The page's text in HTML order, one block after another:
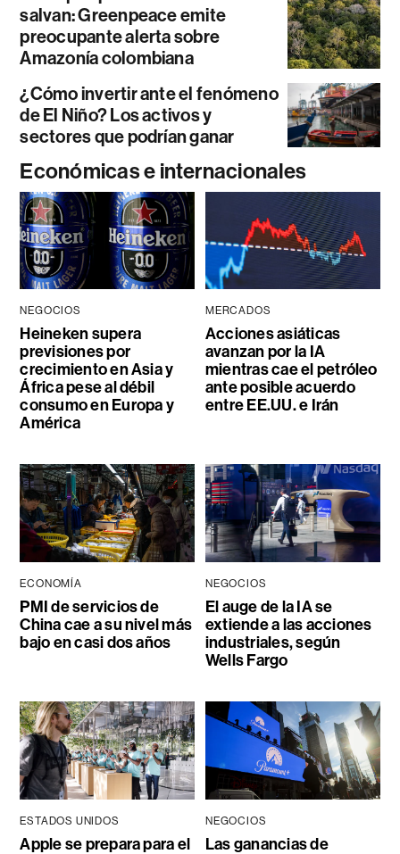
salvan: Greenpeace emite
preocupante alerta sobre
Amazonía colombiana
¿Cómo invertir ante el fenómeno
de El Niño? Los activos y
sectores que podrían ganar
Económicas e internacionales
NEGOCIOS
Heineken supera
previsiones por
crecimiento en Asia y
África pese al débil
consumo en Europa y
América
MERCADOS
Acciones asiáticas
avanzan por la IA
mientras cae el petróleo
ante posible acuerdo
entre EE.UU. e Irán
ECONOMÍA
PMI de servicios de
China cae a su nivel más
bajo en casi dos años
NEGOCIOS
El auge de la IA se
extiende a las acciones
industriales, según
Wells Fargo
ESTADOS UNIDOS
Apple se prepara para el
NEGOCIOS
Las ganancias de